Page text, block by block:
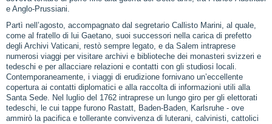
e Anglo‑Prussiani.
Partì nell’agosto, accompagnato dal segretario Callisto Marini, al quale,
come al fratello di lui Gaetano, suoi successori nella carica di prefetto
degli Archivi Vaticani, restò sempre legato, e da Salem intraprese
numerosi viaggi per visitare archivi e biblioteche dei monasteri svizzeri e
tedeschi e per allacciare relazioni e contatti con gli studiosi locali.
Contemporaneamente, i viaggi di erudizione fornivano un’eccellente
copertura ai contatti diplomatici e alla raccolta di informazioni utili alla
Santa Sede. Nel luglio del 1762 intraprese un lungo giro per gli elettorati
tedeschi, le cui tappe furono Rastatt, Baden‑Baden, Karlsruhe ‑ ove
ammirò la pacifica e tollerante convivenza di luterani, calvinisti, cattolici